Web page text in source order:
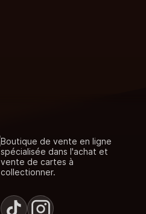
Boutique de vente en ligne
spécialisée dans l'achat et
vente de cartes à
collectionner.